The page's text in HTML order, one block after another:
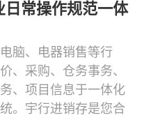
常操作规范一体
脑、电器销售等行
、采购、仓务事务、
、项目信息于一体化
。宇行进销存是您合